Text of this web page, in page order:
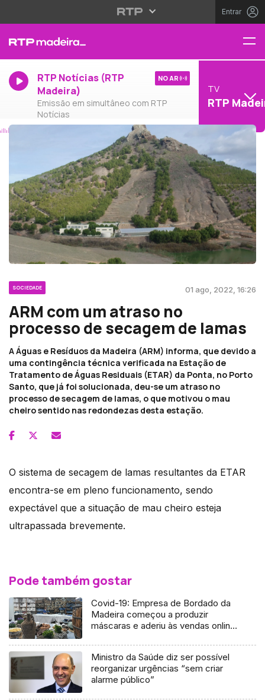
Entrar
RTP Notícias (RTP
Madeira)
Emissão em simultâneo com RTP
Notícias
NO AR
TV
RTP
SOCIEDADE 01 ago, 2022, 16:26
ARM com um atraso no
processo de secagem de lamas
A Águas e Resíduos da Madeira (ARM) informa, que devido a
uma contingência técnica verificada na Estação de
Tratamento de Águas Residuais (ETAR) da Ponta, no Porto
Santo, que já foi solucionada, deu-se um atraso no
processo de secagem de lamas, o que motivou o mau
cheiro sentido nas redondezas desta estação.
O sistema de secagem de lamas resultantes da ETAR
encontra-se em pleno funcionamento, sendo
expectável que a situação de mau cheiro esteja
ultrapassada brevemente.
Pode também gostar
Covid-19: Empresa de Bordado da
Madeira começou a produzir
máscaras e aderiu às vendas online
Ministro da Saúde diz ser possível
reorganizar urgências “sem criar
alarme público”